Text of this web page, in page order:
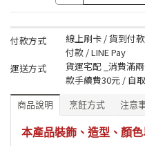
付款方式
線上刷卡 / 貨到付
付款 / LINE Pay
運送方式
貨運宅配 _消費滿
款手續費30元 / 自
商品說明 烹飪方式 注意
本產品裝飾、造型、顏